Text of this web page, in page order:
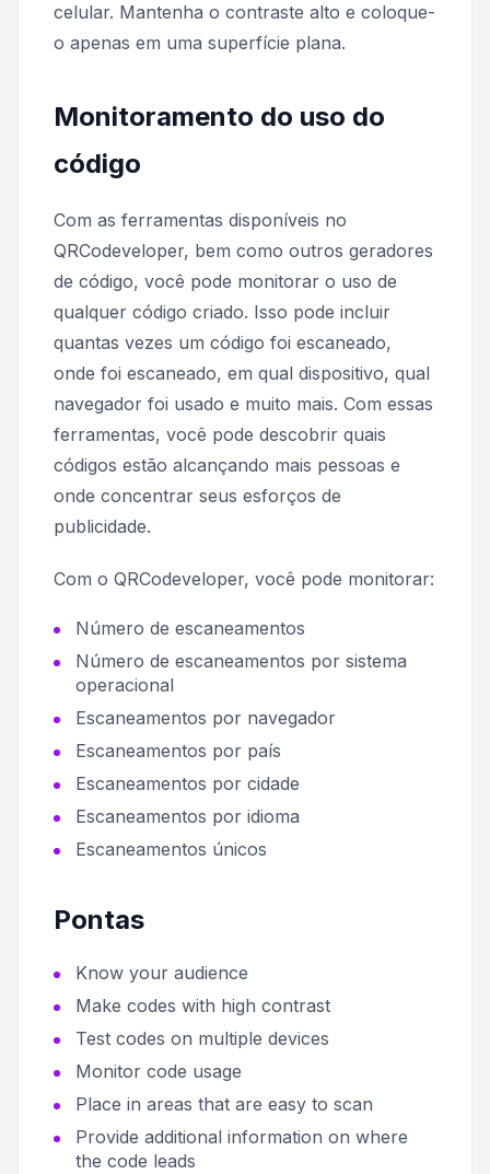
celular. Mantenha o contraste alto e coloque-
o apenas em uma superfície plana.
Monitoramento do uso do
código
Com as ferramentas disponíveis no
QRCodeveloper, bem como outros geradores
de código, você pode monitorar o uso de
qualquer código criado. Isso pode incluir
quantas vezes um código foi escaneado,
onde foi escaneado, em qual dispositivo, qual
navegador foi usado e muito mais. Com essas
ferramentas, você pode descobrir quais
códigos estão alcançando mais pessoas e
onde concentrar seus esforços de
publicidade.
Com o QRCodeveloper, você pode monitorar:
Número de escaneamentos
Número de escaneamentos por sistema
operacional
Escaneamentos por navegador
Escaneamentos por país
Escaneamentos por cidade
Escaneamentos por idioma
Escaneamentos únicos
Pontas
Know your audience
Make codes with high contrast
Test codes on multiple devices
Monitor code usage
Place in areas that are easy to scan
Provide additional information on where
the code leads